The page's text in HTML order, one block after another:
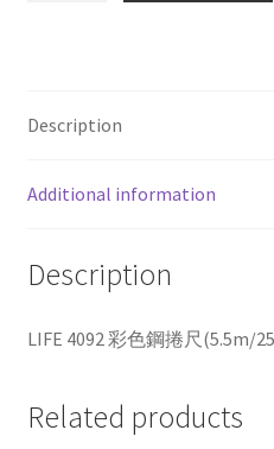
英
公
分)
Description
Additional information
Description
LIFE 4092 彩色鋼捲尺(5.5m/
Related products